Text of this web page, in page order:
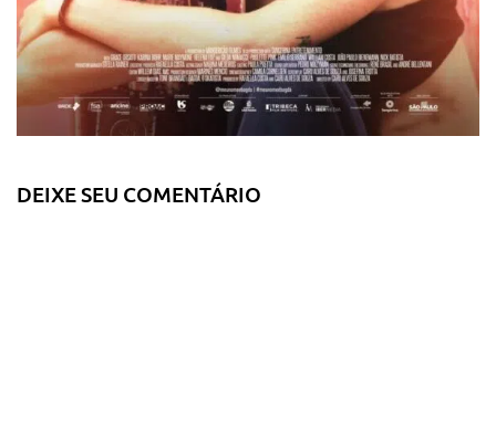
DEIXE SEU COMENTÁRIO